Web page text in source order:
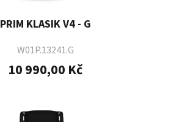
PRIM KLASIK V4 - G
W01P.13241.G
10 990,00 Kč